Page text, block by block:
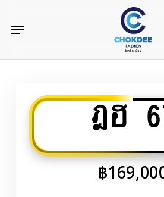
content
Menu
ฎฮ
฿